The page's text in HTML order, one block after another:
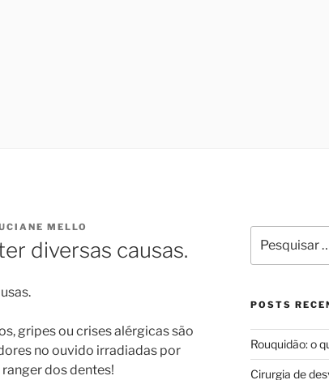
MELLO
diversas causas.
gripes ou crises alérgicas são
no ouvido irradiadas por
dos dentes!
por:
POSTS
Rouquidão: o
Cirurgia de